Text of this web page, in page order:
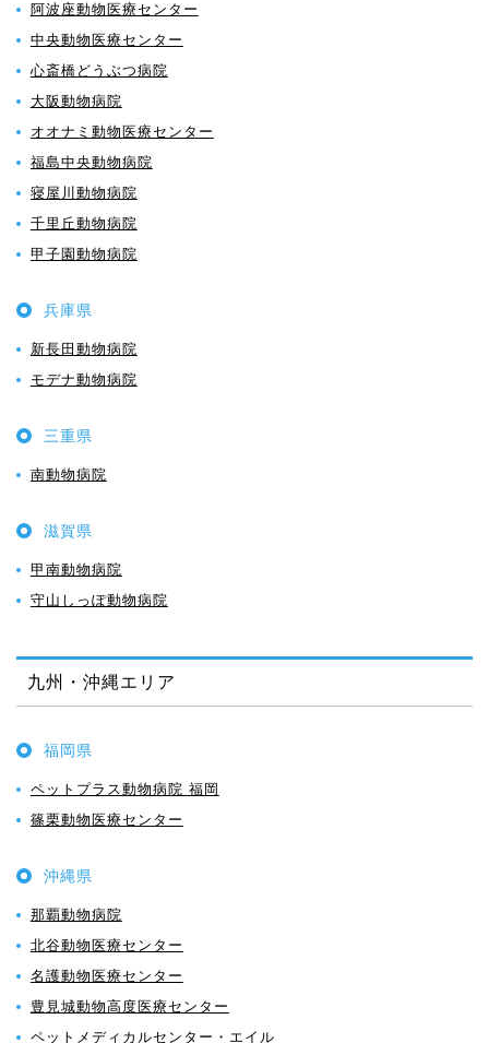
阿波座動物医療センター
中央動物医療センター
心斎橋どうぶつ病院
大阪動物病院
オオナミ動物医療センター
福島中央動物病院
寝屋川動物病院
千里丘動物病院
甲子園動物病院
兵庫県
新長田動物病院
モデナ動物病院
三重県
南動物病院
滋賀県
甲南動物病院
守山しっぽ動物病院
九州・沖縄エリア
福岡県
ペットプラス動物病院 福岡
篠栗動物医療センター
沖縄県
那覇動物病院
北谷動物医療センター
名護動物医療センター
豊見城動物高度医療センター
ペットメディカルセンター・エイル